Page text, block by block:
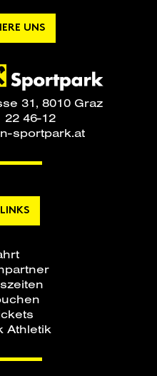
UNS
31, 8010 Graz
22 46-12
sportpark.at
Athletik